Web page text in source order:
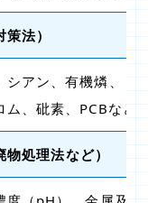
法）
アン、有機燐、
、砒素、PCBなど
処理法など）